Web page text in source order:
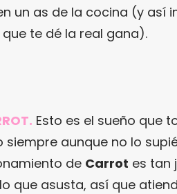
un as de la cocina (y así
te dé la real gana).
Esto es el sueño que
siempre aunque no lo
de Carrot es tan
que asusta, así que